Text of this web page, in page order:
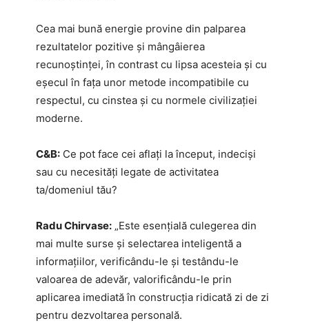
Cea mai bună energie provine din palparea
rezultatelor pozitive și mângâierea
recunoștinței, în contrast cu lipsa acesteia și cu
eșecul în fața unor metode incompatibile cu
respectul, cu cinstea și cu normele civilizației
moderne.
C&B: Ce pot face cei aflați la început, indeciși
sau cu necesități legate de activitatea
ta/domeniul tău?
Radu Chirvase: „Este esențială culegerea din
mai multe surse și selectarea inteligentă a
informațiilor, verificându-le și testându-le
valoarea de adevăr, valorificându-le prin
aplicarea imediată în construcția ridicată zi de zi
pentru dezvoltarea personală.